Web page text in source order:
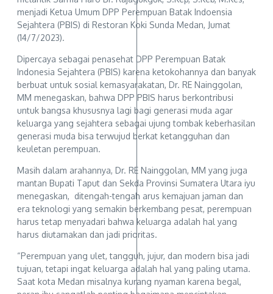
menjadi Ketua Umum DPP Perempuan Batak Indoensia
Sejahtera (PBIS) di Restoran Koki Sunda Medan, Jumat
(14/7/2023).
Dipercaya sebagai penasehat DPP Perempuan Batak
Indonesia Sejahtera (PBIS) karena ketokohannya dan banyak
berbuat untuk sosial kemasyarakatan, Dr. RE Nainggolan,
MM menegaskan, bahwa DPP PBIS harus berkontribusi
untuk bangsa khususnya lagi bagi generasi muda agar
keluarga yang sejahtera sebagai ujung tombak keberhasilan
generasi muda bisa terwujud berkat ketangguhan dan
keuletan perempuan.
Masih dalam arahannya, Dr. RE Nainggolan, MM yang juga
mantan Bupati Taput dan Sekda Provinsi Sumatera Utara iyu
menegaskan, ditengah-tengah arus kemajuan jaman dan
era teknologi yang semakin berkembang pesat, perempuan
harus tetap menyadari bahwa keluarga adalah hal yang
harus diutamakan dan jadi prioritas.
“Perempuan yang ulet, tangguh, jujur, dan modern bisa jadi
tujuan, tetapi ingat keluarga adalah hal yang paling utama.
Saat kota Medan misalnya kurang nyaman karena begal,